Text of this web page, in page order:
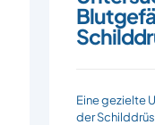
Eine gezielte
der